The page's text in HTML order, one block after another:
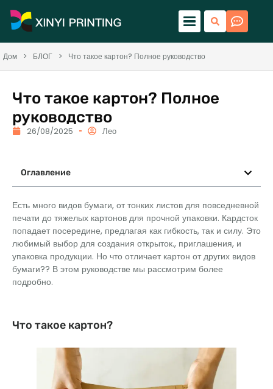
Дом > БЛОГ > Что такое картон? Полное руководство
Что такое картон? Полное
руководство
26/08/2025 Лео
Оглавление
Есть много видов бумаги, от тонких листов для повседневной
печати до тяжелых картонов для прочной упаковки. Кардсток
попадает посередине, предлагая как гибкость, так и силу. Это
любимый выбор для создания открыток., приглашения, и
упаковка продукции. Но что отличает картон от других видов
бумаги?? В этом руководстве мы рассмотрим более
подробно.
Что такое картон?